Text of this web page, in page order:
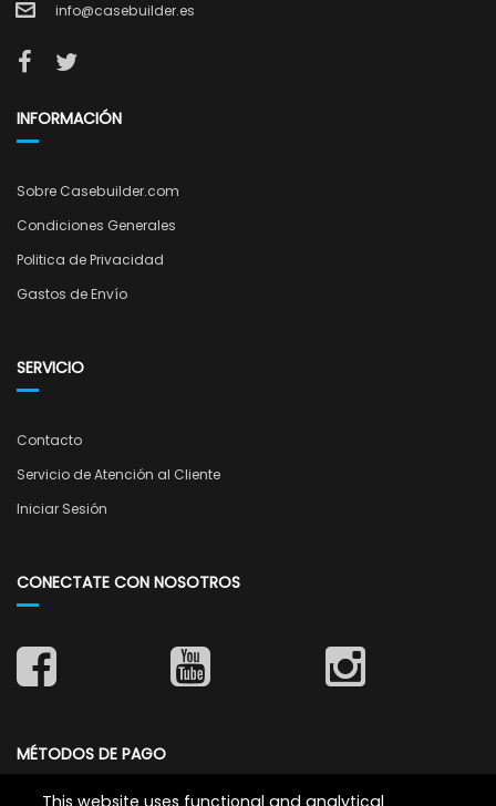
info@casebuilder.es
INFORMACIÓN
Sobre Casebuilder.com
Condiciones Generales
Politica de Privacidad
Gastos de Envío
SERVICIO
Contacto
Servicio de Atención al Cliente
Iniciar Sesión
CONECTATE CON NOSOTROS
MÉTODOS DE PAGO
This website uses functional and analytical